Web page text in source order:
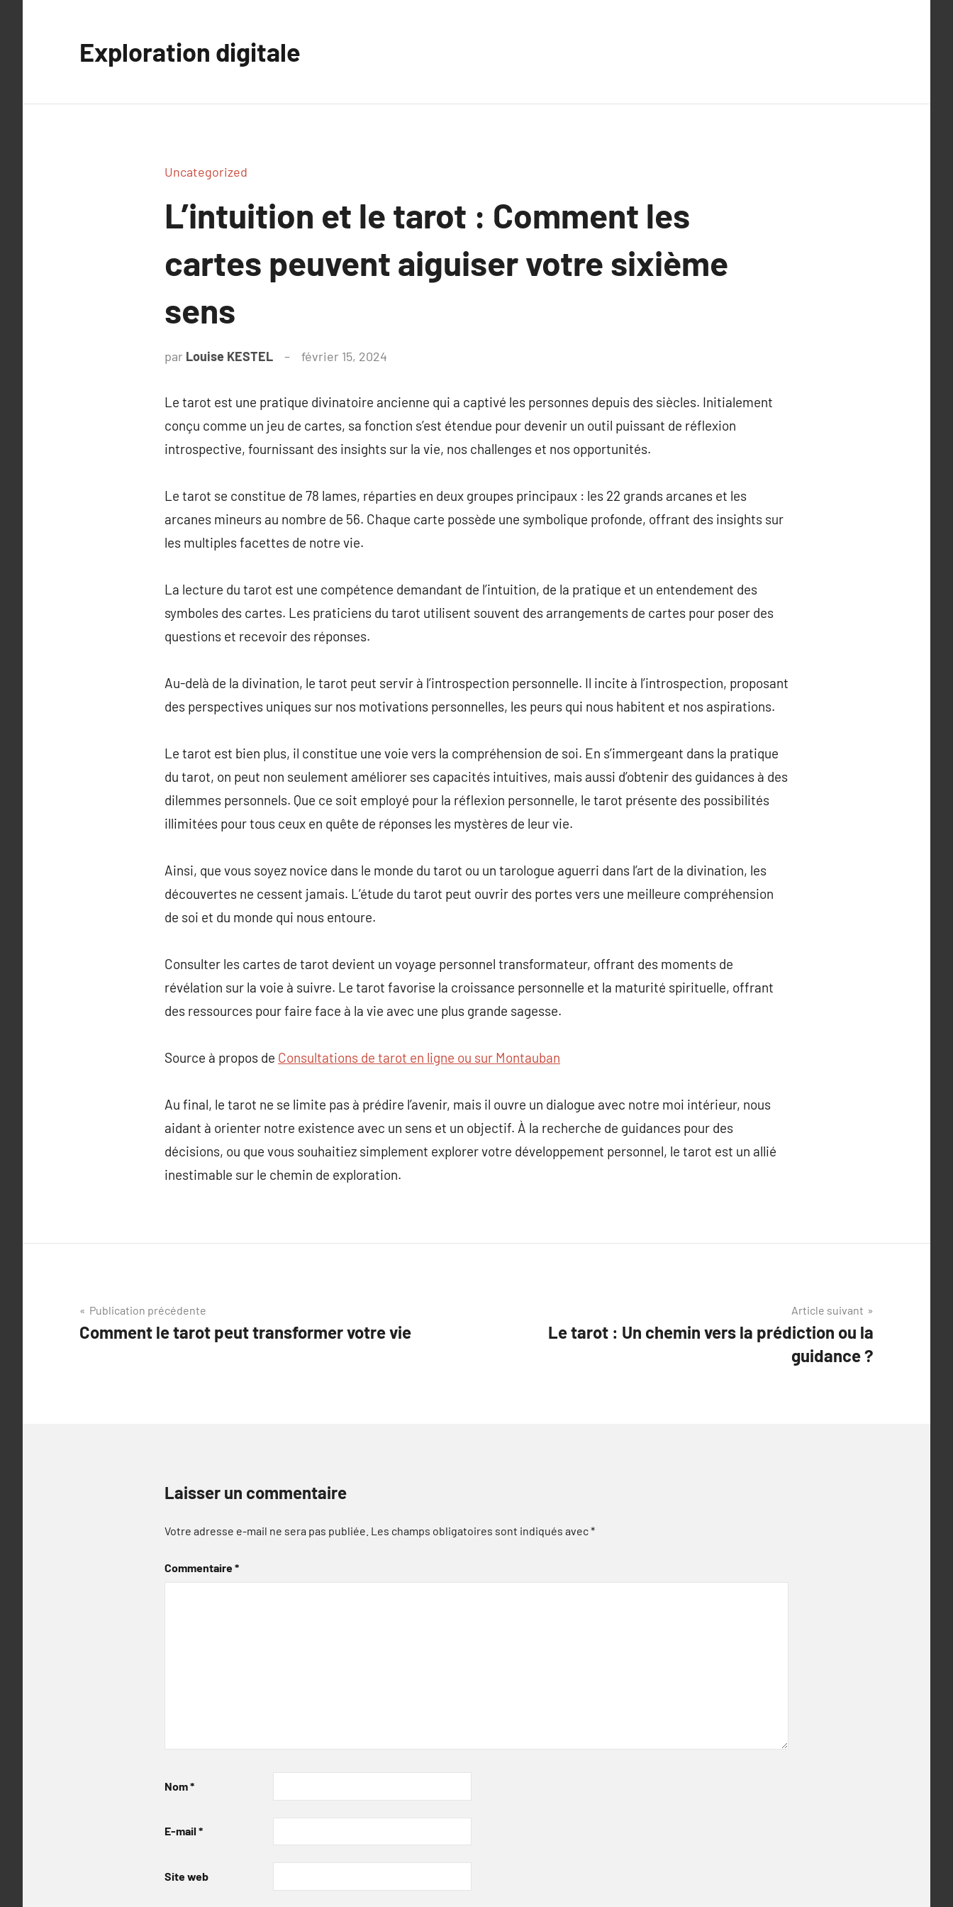
Exploration digitale
Uncategorized
L’intuition et le tarot : Comment les
cartes peuvent aiguiser votre sixième
sens
par Louise KESTEL février 15, 2024
Le tarot est une pratique divinatoire ancienne qui a captivé les personnes depuis des siècles. Initialement
conçu comme un jeu de cartes, sa fonction s’est étendue pour devenir un outil puissant de réflexion
introspective, fournissant des insights sur la vie, nos challenges et nos opportunités.
Le tarot se constitue de 78 lames, réparties en deux groupes principaux : les 22 grands arcanes et les
arcanes mineurs au nombre de 56. Chaque carte possède une symbolique profonde, offrant des insights sur
les multiples facettes de notre vie.
La lecture du tarot est une compétence demandant de l’intuition, de la pratique et un entendement des
symboles des cartes. Les praticiens du tarot utilisent souvent des arrangements de cartes pour poser des
questions et recevoir des réponses.
Au-delà de la divination, le tarot peut servir à l’introspection personnelle. Il incite à l’introspection, proposant
des perspectives uniques sur nos motivations personnelles, les peurs qui nous habitent et nos aspirations.
Le tarot est bien plus, il constitue une voie vers la compréhension de soi. En s’immergeant dans la pratique
du tarot, on peut non seulement améliorer ses capacités intuitives, mais aussi d’obtenir des guidances à des
dilemmes personnels. Que ce soit employé pour la réflexion personnelle, le tarot présente des possibilités
illimitées pour tous ceux en quête de réponses les mystères de leur vie.
Ainsi, que vous soyez novice dans le monde du tarot ou un tarologue aguerri dans l’art de la divination, les
découvertes ne cessent jamais. L’étude du tarot peut ouvrir des portes vers une meilleure compréhension
de soi et du monde qui nous entoure.
Consulter les cartes de tarot devient un voyage personnel transformateur, offrant des moments de
révélation sur la voie à suivre. Le tarot favorise la croissance personnelle et la maturité spirituelle, offrant
des ressources pour faire face à la vie avec une plus grande sagesse.
Source à propos de Consultations de tarot en ligne ou sur Montauban
Au final, le tarot ne se limite pas à prédire l’avenir, mais il ouvre un dialogue avec notre moi intérieur, nous
aidant à orienter notre existence avec un sens et un objectif. À la recherche de guidances pour des
décisions, ou que vous souhaitiez simplement explorer votre développement personnel, le tarot est un allié
inestimable sur le chemin de exploration.
Navigation
de
Publication précédente
Comment le tarot peut transformer votre vie
Article suivant
Le tarot : Un chemin vers la prédiction ou la
guidance ?
Laisser un commentaire
Votre adresse e-mail ne sera pas publiée. Les champs obligatoires sont indiqués avec*
Commentaire*
Nom*
E-mail *
Site web